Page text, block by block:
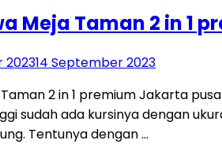
Meja Taman 2 in 1
202314 September 2023
2 in 1 premium Jakarta
sudah ada kursinya dengan
Tentunya dengan …